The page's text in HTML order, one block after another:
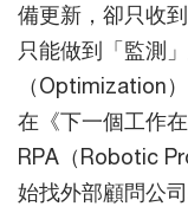
備更新，卻只收
只能做到「監測
（Optimization
在《下一個工作
RPA（Robotic
始找外部顧問公